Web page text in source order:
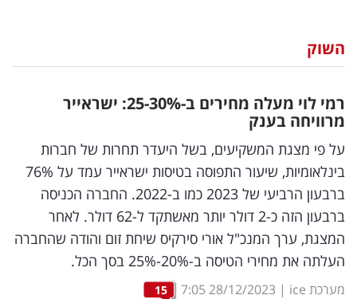
וצרכנות
דיגיטל
וטק
שיווק
ופרסום
משפט
מדדים
השוק
רמי לוי מעלה מחירים ב-25-30%
: ישראייר
מרוויחה בענק
על פי מצגת המשקיעים, בשל היעדר תחרות של חברות
בינלאומיות, שיעור התפוסה בטיסות ישראייר עמד על 76%
ברבעון הרביעי של 2023 כמו ב-2022. החברה הכניסה
ברבעון הזה כ-2 דולר יותר מאשתקד ל-62 דולר. לאחר
המצגת, ערך המנכ"ל אורי סירקיס שיחת זום והודה שהחברה
העלתה את מחירי הטיסה ב-20%-25% בסך הכל.
מערכת ice |
28/12/2023
7:05
15